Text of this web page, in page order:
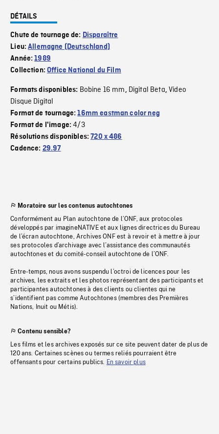
DÉTAILS
Chute de tournage de: Disparaître
Lieu:Allemagne (Deutschland)
Année:1989
Collection:Office National du Film
Formats disponibles: Bobine 16 mm, Digital Beta,Video
Disque Digital
Format de tournage:16mm eastman color neg
Format de l'image:4/3
Résolutions disponibles:720 x 486
Cadence: 29.97
Moratoire sur les contenus autochtones
Conformément au Plan autochtone de l’ONF, aux protocoles
développés par imagineNATIVE et aux lignes directrices du Bureau
de l’écran autochtone, Archives ONF est à revoir et à mettre à jour
ses protocoles d’archivage avec l’assistance des communautés
autochtones et du comité-conseil autochtone de l’ONF.
Entre-temps, nous avons suspendu l’octroi de licences pour les
archives, les extraits et les photos représentant des participants et
participantes autochtones à des clients ou clientes qui ne
s’identifient pas comme Autochtones (membres des Premières
Nations, Inuit ou Métis).
Contenu sensible?
Les films et les archives exposés sur ce site peuvent dater de plus de
120 ans. Certaines scènes ou termes reliés pourraient être
offensants pour certains publics. En savoir plus